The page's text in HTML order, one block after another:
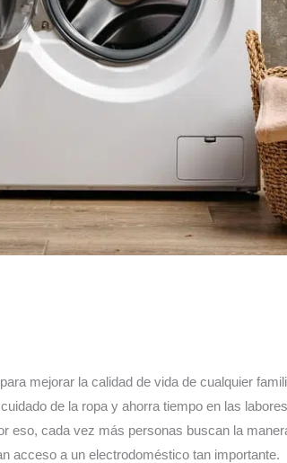
mejorar la calidad de vida de cualquier
de la ropa y ahorra tiempo en las
eso, cada vez más personas buscan la
acceso a un electrodoméstico tan importante.